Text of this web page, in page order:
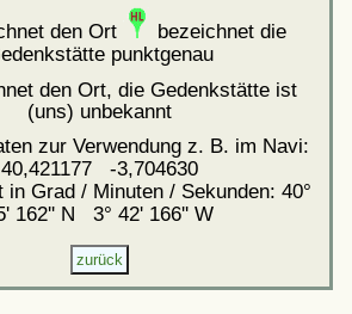
den Ort
bezeichnet die
punktgenau
den Ort, die Gedenkstätte ist
(uns) unbekannt
zur Verwendung z. B. im Navi:
40,421177 -3,704630
in Grad / Minuten / Sekunden: 40°
162'' N 3° 42' 166'' W